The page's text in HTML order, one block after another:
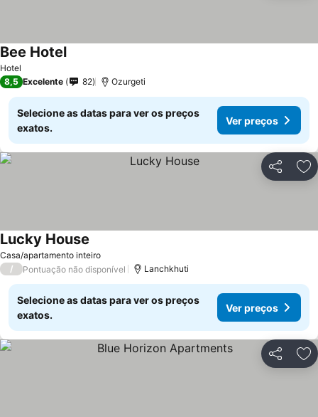
Hotel
Bee Hotel
8,5 Excelente 82 Ozurgeti
Selecione as datas para ver os preços
exatos.
Ver preços
Partilhar
Casa/apartamento inteiro
Lucky House
/ Pontuação não disponível Lanchkhuti
Selecione as datas para ver os preços
exatos.
Ver preços
Partilhar